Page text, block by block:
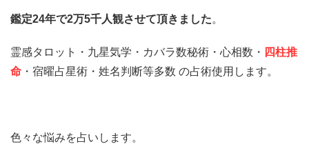
鑑定24年で2万5千人観させて頂きました。
霊感タロット・九星気学・カバラ数秘術・心相数・ 四柱推
命 ・宿曜占星術・姓名判断等多数 の占術使用します。
色々な悩みを占いします。